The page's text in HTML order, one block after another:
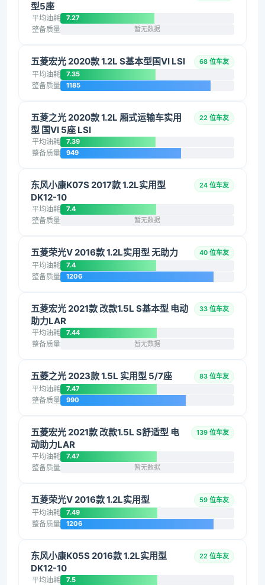
型5座
平均油耗 7.27
整备质量 暂无数据
五菱宏光 2020款 1.2L S基本型国VI LSI 68 位车友
平均油耗 7.35
整备质量 1185
五菱之光 2020款 1.2L 厢式运输车实用
型 国VI 5座 LSI
22 位车友
平均油耗 7.39
整备质量 949
东风小康K07S 2017款 1.2L实用型
DK12-10
24 位车友
平均油耗 7.4
整备质量 暂无数据
五菱荣光V 2016款 1.2L实用型 无助力 40 位车友
平均油耗 7.4
整备质量 1206
五菱宏光 2021款 改款1.5L S基本型 电动
助力LAR
33 位车友
平均油耗 7.44
整备质量 暂无数据
五菱之光 2023款 1.5L 实用型 5/7座 83 位车友
平均油耗 7.47
整备质量 990
五菱宏光 2021款 改款1.5L S舒适型 电
动助力LAR
139 位车友
平均油耗 7.47
整备质量 暂无数据
五菱荣光V 2016款 1.2L实用型 59 位车友
平均油耗 7.49
整备质量 1206
东风小康K05S 2016款 1.2L实用型
DK12-10
22 位车友
平均油耗 7.5